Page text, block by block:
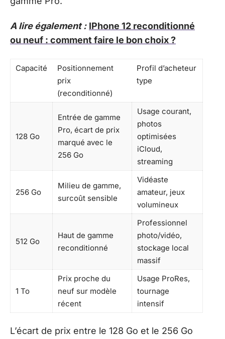
A lire également : IPhone 12 reconditionné
ou neuf : comment faire le bon choix ?
Capacité
Positionnement
prix
(reconditionné)
Profil d’acheteur
type
128 Go
Entrée de gamme
Pro, écart de prix
marqué avec le
256 Go
Usage courant,
photos
optimisées
iCloud,
streaming
256 Go
Milieu de gamme,
surcoût sensible
Vidéaste
amateur, jeux
volumineux
512 Go
Haut de gamme
reconditionné
Professionnel
photo/vidéo,
stockage local
massif
1 To
Prix proche du
neuf sur modèle
récent
Usage ProRes,
tournage
intensif
L’écart de prix entre le 128 Go et le 256 Go